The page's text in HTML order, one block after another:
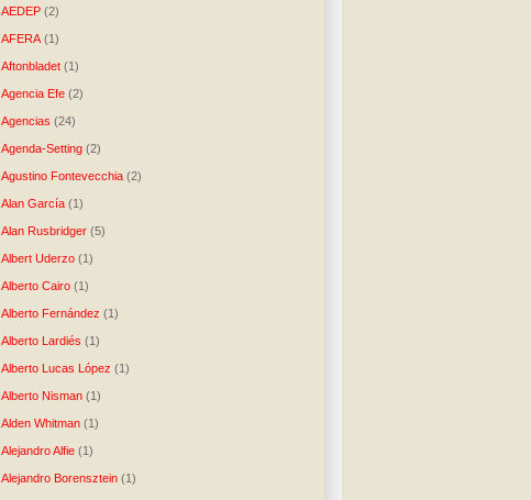
AEDEP (2)
AFERA (1)
Aftonbladet (1)
Agencia Efe (2)
Agencias (24)
Agenda-Setting (2)
Agustino Fontevecchia (2)
Alan García (1)
Alan Rusbridger (5)
Albert Uderzo (1)
Alberto Cairo (1)
Alberto Fernández (1)
Alberto Lardiés (1)
Alberto Lucas López (1)
Alberto Nisman (1)
Alden Whitman (1)
Alejandro Alfie (1)
Alejandro Borensztein (1)